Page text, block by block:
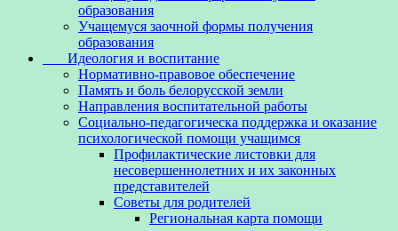
образования
Учащемуся заочной формы получения
образования
Идеология и воспитание
Нормативно-правовое обеспечение
Память и боль белорусской земли
Направления воспитательной работы
Социально-педагогическа поддержка и оказание
психологической помощи учащимся
Профилактические листовки для
несовершеннолетних и их законных
представителей
Советы для родителей
Региональная карта помощи